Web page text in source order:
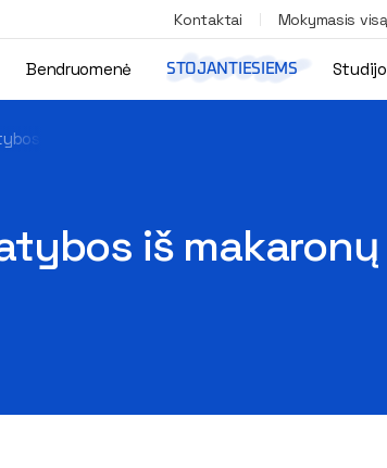
Kontaktai Mokymasis
Bendruomenė STOJANTIESIEMS
iš makaronų čempionatą „Makaronų tiltai
iš